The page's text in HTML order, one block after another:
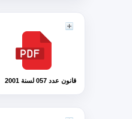
قانون عدد 057 لسنة 2001